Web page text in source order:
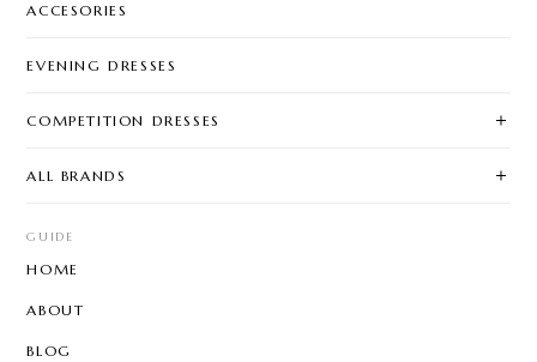
ACCESORIES
EVENING DRESSES
COMPETITION DRESSES
ALL BRANDS
GUIDE
HOME
ABOUT
BLOG